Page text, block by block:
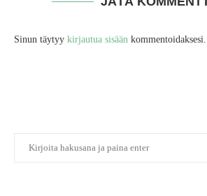
Sinun täytyy kirjautua sisään kommentoidaksesi.